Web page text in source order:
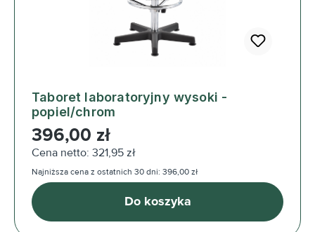
Taboret laboratoryjny wysoki -
popiel/chrom
Cena regularna:
396,00 zł
Cena netto: 321,95 zł
Najniższa cena z ostatnich 30 dni: 396,00 zł
Do koszyka